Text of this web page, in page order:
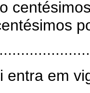
entra em